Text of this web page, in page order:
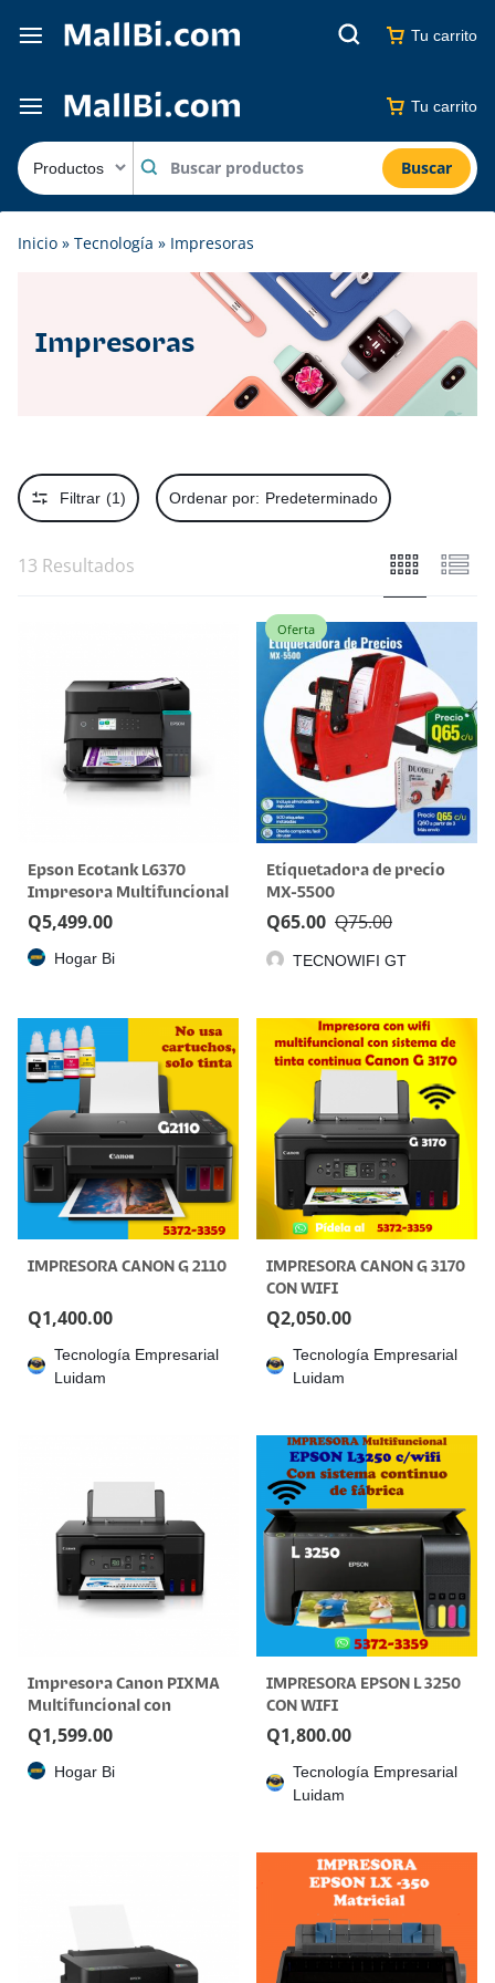
Tu carrito
Buscar
Tu carrito
Inicio » Tecnología » Impresoras
Impresoras
Filtrar (1) Ordenar por: Predeterminado
13 Resultados
Epson Ecotank L6370
Impresora Multifuncional
con WiFi y Duplex.
Q5,499.00
Hogar Bi
Oferta
Etiquetadora de precio
MX-5500
Q75.00
Q65.00
TECNOWIFI GT
IMPRESORA CANON G 2110
Q1,400.00
Tecnología Empresarial
Luidam
IMPRESORA CANON G 3170
CON WIFI
Q2,050.00
Tecnología Empresarial
Luidam
Impresora Canon PIXMA
Multifuncional con
Tanques de Tinta y
Conexión USB
Q1,599.00
Hogar Bi
IMPRESORA EPSON L 3250
CON WIFI
Q1,800.00
Tecnología Empresarial
Luidam